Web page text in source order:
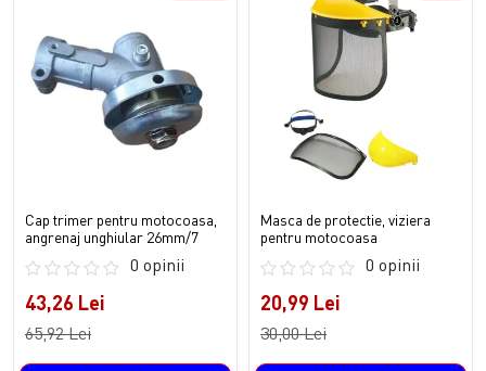
Cap trimer pentru motocoasa,
angrenaj unghiular 26mm/7
0 opinii
43,26 Lei
65,92 Lei
Masca de protectie, viziera
pentru motocoasa
0 opinii
20,99 Lei
30,00 Lei